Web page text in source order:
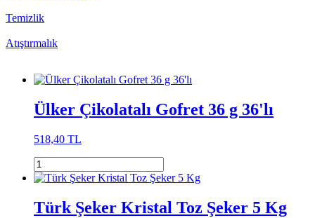
Temizlik
Atıştırmalık
Ülker Çikolatalı Gofret 36 g 36'lı
518,40 TL
Türk Şeker Kristal Toz Şeker 5 Kg